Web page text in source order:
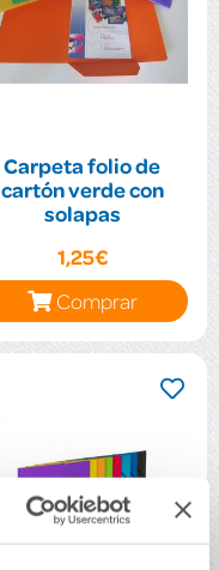
Carpeta folio de
cartón verde con
solapas
1,25€
Comprar